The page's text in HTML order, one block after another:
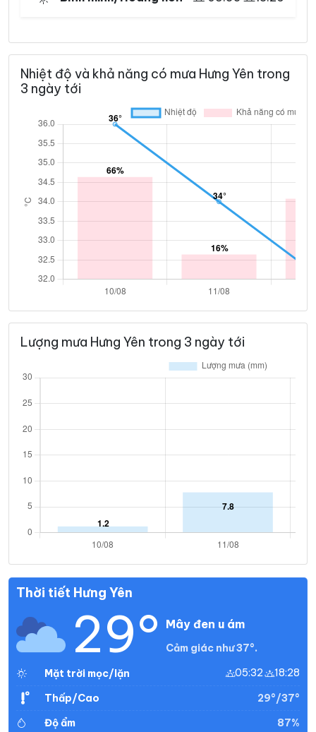
Nhiệt độ và khả năng có mưa Hưng Yên trong
3 ngày tới
Lượng mưa Hưng Yên trong 3 ngày tới
Thời tiết Hưng Yên
29° Mây đen u ám
Cảm giác như 37°.
Mặt trời mọc/lặn
05:32 18:28
Thấp/Cao
29°/37°
Độ ẩm
87%